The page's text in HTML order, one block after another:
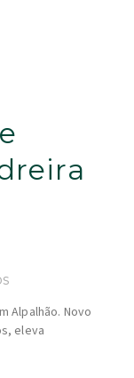
Alpalhão. Novo
eleva